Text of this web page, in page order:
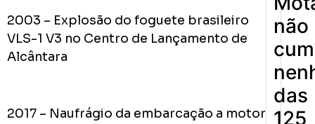
2003 – Explosão do foguete brasileiro
VLS-1 V3 no Centro de Lançamento de
Alcântara
2017 – Naufrágio da embarcação a motor
não
das
125